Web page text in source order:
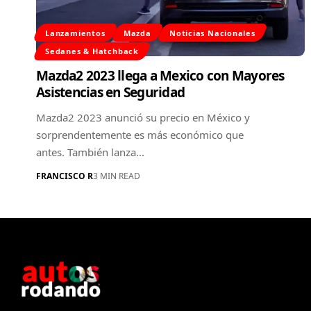
Lanzamientos Mazda
Noticias Nacionales
Sedanes & Hatchback
Mazda2 2023 llega a Mexico con Mayores
Asistencias en Seguridad
Mazda2 2023 anunció su precio en México y
sorprendentemente es más económico que
antes. También lanza…
FRANCISCO R3 MIN READ